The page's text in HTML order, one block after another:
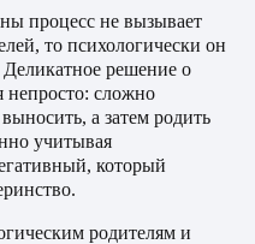
процесс не вызывает
то психологически он
решение о
непросто: сложно
а затем родить
учитывая
который
родителям и